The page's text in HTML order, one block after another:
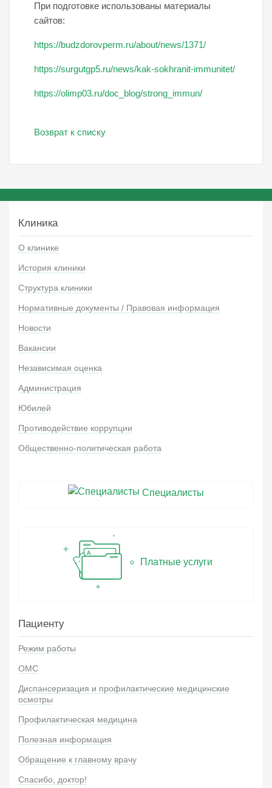
При подготовке использованы материалы
сайтов:
https://budzdorovperm.ru/about/news/1371/
https://surgutgp5.ru/news/kak-sokhranit-immunitet/
https://olimp03.ru/doc_blog/strong_immun/
Возврат к списку
Клиника
О клинике
История клиники
Структура клиники
Нормативные документы / Правовая информация
Новости
Вакансии
Независимая оценка
Администрация
Юбилей
Противодействие коррупции
Общественно-политическая работа
Специалисты
Платные услуги
Пациенту
Режим работы
ОМС
Диспансеризация и профилактические медицинские
осмотры
Профилактическая медицина
Полезная информация
Обращение к главному врачу
Спасибо, доктор!